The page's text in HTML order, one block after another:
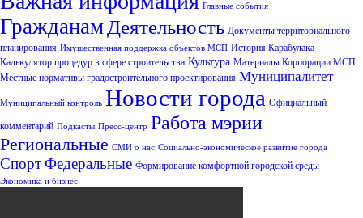
Главные события
Гражданам Деятельность Документы территориального
планирования Имущественная поддержка объектов МСП История Карабулака
Калькулятор процедур в сфере строительства Культура Материалы Корпорации МСП
Местные нормативы градостроительного проектирования Муниципалитет
Муниципальный контроль Новости города Официальный
комментарий Подкасты Пресс-центр Работа мэрии
Региональные СМИ о нас Социально-экономическое развитие города
СпортФедеральные Формирование комфортной городской среды
Экономика и бизнес